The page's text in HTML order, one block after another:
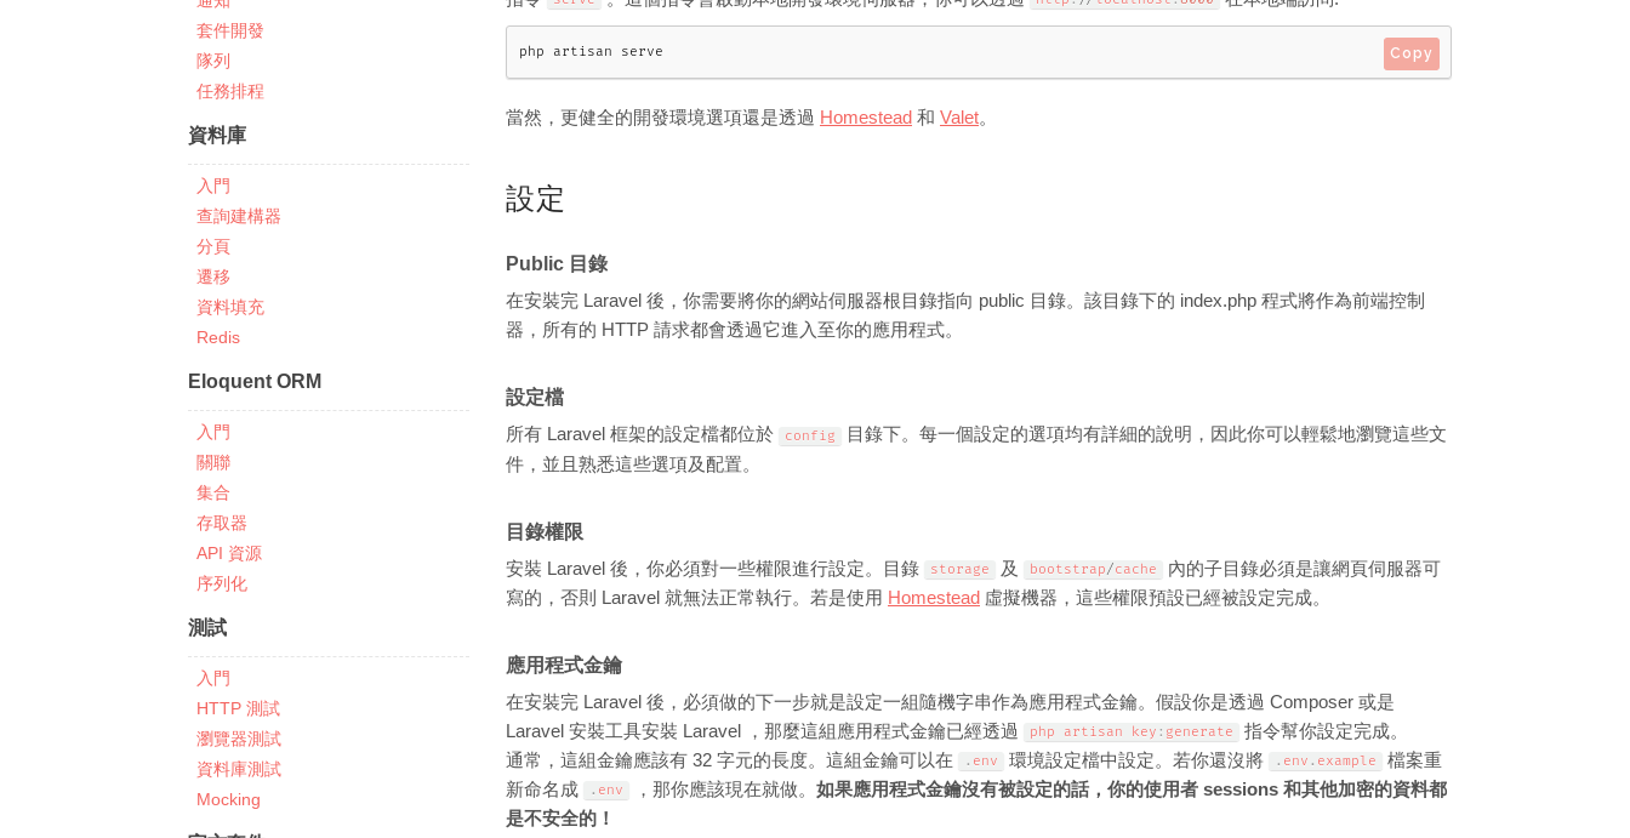
套件開發
隊列
任務排程
資料庫
入門
查詢建構器
分頁
遷移
資料填充
Redis
Eloquent ORM
入門
關聯
集合
存取器
API 資源
序列化
測試
入門
HTTP 測試
瀏覽器測試
資料庫測試
Mocking
php artisan serve Copy
當然，更健全的開發環境選項還是透過 Homestead 和 Valet。
設定
Public 目錄
在安裝完 Laravel 後，你需要將你的網站伺服器根目錄指向 public 目錄。該目錄下的 index.php 程式將作為前端控制
器，所有的 HTTP 請求都會透過它進入至你的應用程式。
設定檔
所有 Laravel 框架的設定檔都位於 config
目錄下。每一個設定的選項均有詳細的說明，因此你可以輕鬆地瀏覽這些文
件，並且熟悉這些選項及配置。
目錄權限
安裝 Laravel 後，你必須對一些權限進行設定。目錄 storage 及 bootstrap/cache
內的子目錄必須是讓網頁伺服器可
寫的，否則 Laravel 就無法正常執行。若是使用 Homestead 虛擬機器，這些權限預設已經被設定完成。
應用程式金鑰
在安裝完 Laravel 後，必須做的下一步就是設定一組隨機字串作為應用程式金鑰。假設你是透過 Composer 或是
Laravel 安裝工具安裝 Laravel ，那麼這組應用程式金鑰已經透過
php artisan key : generate
指令幫你設定完成。
通常，這組金鑰應該有 32 字元的長度。這組金鑰可以在
. env 環境設定檔中設定。若你還沒將 . env . example
檔案重
新命名成
. env ，那你應該現在就做。 如果應用程式金鑰沒有被設定的話，你的使用者 sessions 和其他加密的資料都
是不安全的！